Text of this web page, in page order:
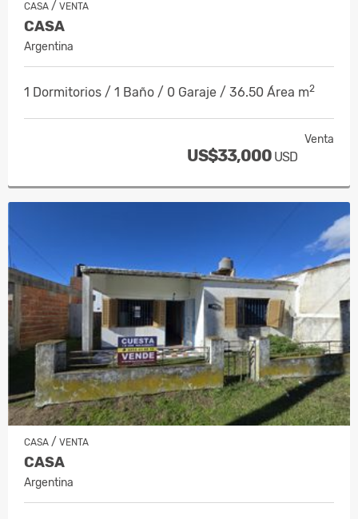
CASA / VENTA
CASA
Argentina
1 Dormitorios / 1 Baño / 0 Garaje / 36.50 Área m2
Venta
US$33,000 USD
CASA / VENTA
CASA
Argentina